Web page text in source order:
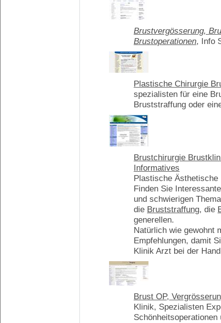
Brustvergösserung,
Brustoperationen, Info
Plastische Chirurgie
spezialisten für eine
Bruststraffung oder
Brustchirurgie
Informatives
Plastische Ästhetische
Finden Sie
und schwierigen
die Bruststraffung, die
generellen.
Natürlich wie gewohnt
Empfehlungen, damit
Klinik Arzt bei der
Brust OP,
Klinik, Spezialisten
Schönheitsoperationen